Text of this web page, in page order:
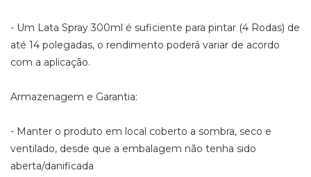
- Um Lata Spray 300ml é suficiente para pintar (4 Rodas) de
até 14 polegadas, o rendimento poderá variar de acordo
com a aplicação.
Armazenagem e Garantia:
- Manter o produto em local coberto a sombra, seco e
ventilado, desde que a embalagem não tenha sido
aberta/danificada